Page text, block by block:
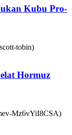
Kubu Pro-
Hormuz